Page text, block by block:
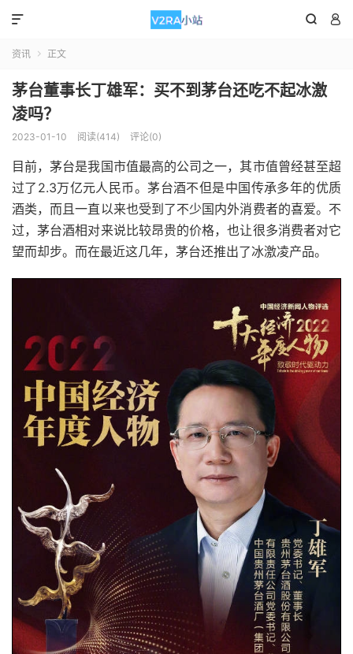
 

资讯  正文
茅台董事长丁雄军：买不到茅台还吃不起冰激
凌吗？
2023-01-10 阅读(414) 评论(0)
目前，茅台是我国市值最高的公司之一，其市值曾经甚至超
过了2.3万亿元人民币。茅台酒不但是中国传承多年的优质
酒类，而且一直以来也受到了不少国内外消费者的喜爱。不
过，茅台酒相对来说比较昂贵的价格，也让很多消费者对它
望而却步。而在最近这几年，茅台还推出了冰激凌产品。